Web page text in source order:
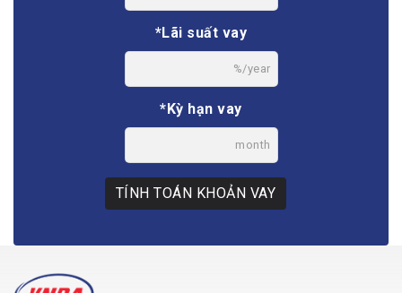
*Lãi suất vay
%/year
*Kỳ hạn vay
month
TÍNH TOÁN KHOẢN VAY